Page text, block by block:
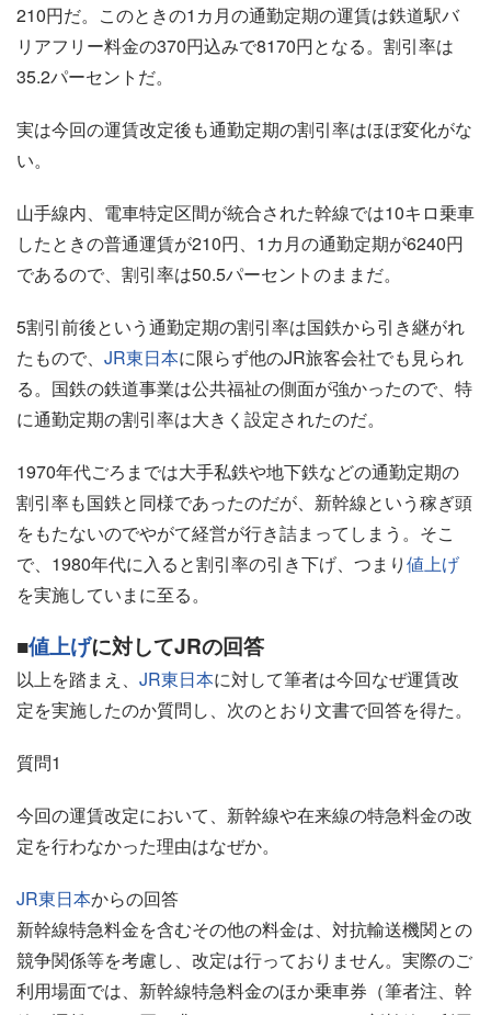
210円だ。このときの1カ月の通勤定期の運賃は鉄道駅バ
リアフリー料金の370円込みで8170円となる。割引率は
35.2パーセントだ。
実は今回の運賃改定後も通勤定期の割引率はほぼ変化がな
い。
山手線内、電車特定区間が統合された幹線では10キロ乗車
したときの普通運賃が210円、1カ月の通勤定期が6240円
であるので、割引率は50.5パーセントのままだ。
5割引前後という通勤定期の割引率は国鉄から引き継がれ
たもので、 JR東日本に限らず他のJR旅客会社でも見られ
る。国鉄の鉄道事業は公共福祉の側面が強かったので、特
に通勤定期の割引率は大きく設定されたのだ。
1970年代ごろまでは大手私鉄や地下鉄などの通勤定期の
割引率も国鉄と同様であったのだが、新幹線という稼ぎ頭
をもたないのでやがて経営が行き詰まってしまう。そこ
で、1980年代に入ると割引率の引き下げ、つまり値上げ
を実施していまに至る。
■値上げに対してJRの回答
以上を踏まえ、 JR東日本に対して筆者は今回なぜ運賃改
定を実施したのか質問し、次のとおり文書で回答を得た。
質問1
今回の運賃改定において、新幹線や在来線の特急料金の改
定を行わなかった理由はなぜか。
JR東日本からの回答
新幹線特急料金を含むその他の料金は、対抗輸送機関との
競争関係等を考慮し、改定は行っておりません。実際のご
利用場面では、新幹線特急料金のほか乗車券（筆者注、幹